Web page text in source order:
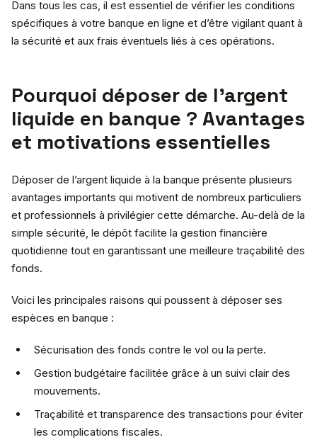
Dans tous les cas, il est essentiel de vérifier les conditions
spécifiques à votre banque en ligne et d’être vigilant quant à
la sécurité et aux frais éventuels liés à ces opérations.
Pourquoi déposer de l’argent
liquide en banque ? Avantages
et motivations essentielles
Déposer de l’argent liquide à la banque présente plusieurs
avantages importants qui motivent de nombreux particuliers
et professionnels à privilégier cette démarche. Au-delà de la
simple sécurité, le dépôt facilite la gestion financière
quotidienne tout en garantissant une meilleure traçabilité des
fonds.
Voici les principales raisons qui poussent à déposer ses
espèces en banque :
Sécurisation des fonds contre le vol ou la perte.
Gestion budgétaire facilitée grâce à un suivi clair des
mouvements.
Traçabilité et transparence des transactions pour éviter
les complications fiscales.